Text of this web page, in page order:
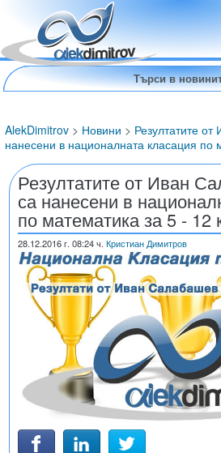
AlekDimitrov > Новини > Резултатите
нанесени в националната класация по
Резултатите от Иван
са нанесени в
по математика за 5 - 12
28.12.2016г. 08:24 ч. Кристиан Димитров